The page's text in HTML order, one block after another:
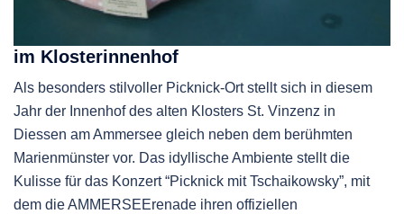
im Klosterinnenhof
Als besonders stilvoller Picknick-Ort stellt sich in diesem
Jahr der Innenhof des alten Klosters St. Vinzenz in
Diessen am Ammersee gleich neben dem berühmten
Marienmünster vor. Das idyllische Ambiente stellt die
Kulisse für das Konzert “Picknick mit Tschaikowsky”, mit
dem die AMMERSEErenade ihren offiziellen